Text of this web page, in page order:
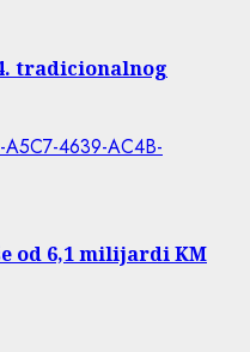
tradicionalnog
od 6,1 milijardi KM